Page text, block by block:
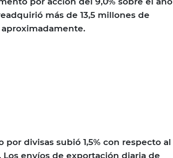
más de 13,5 millones de
aproximadamente.
divisas subió 1,5% con respecto al
envíos de exportación diaria de